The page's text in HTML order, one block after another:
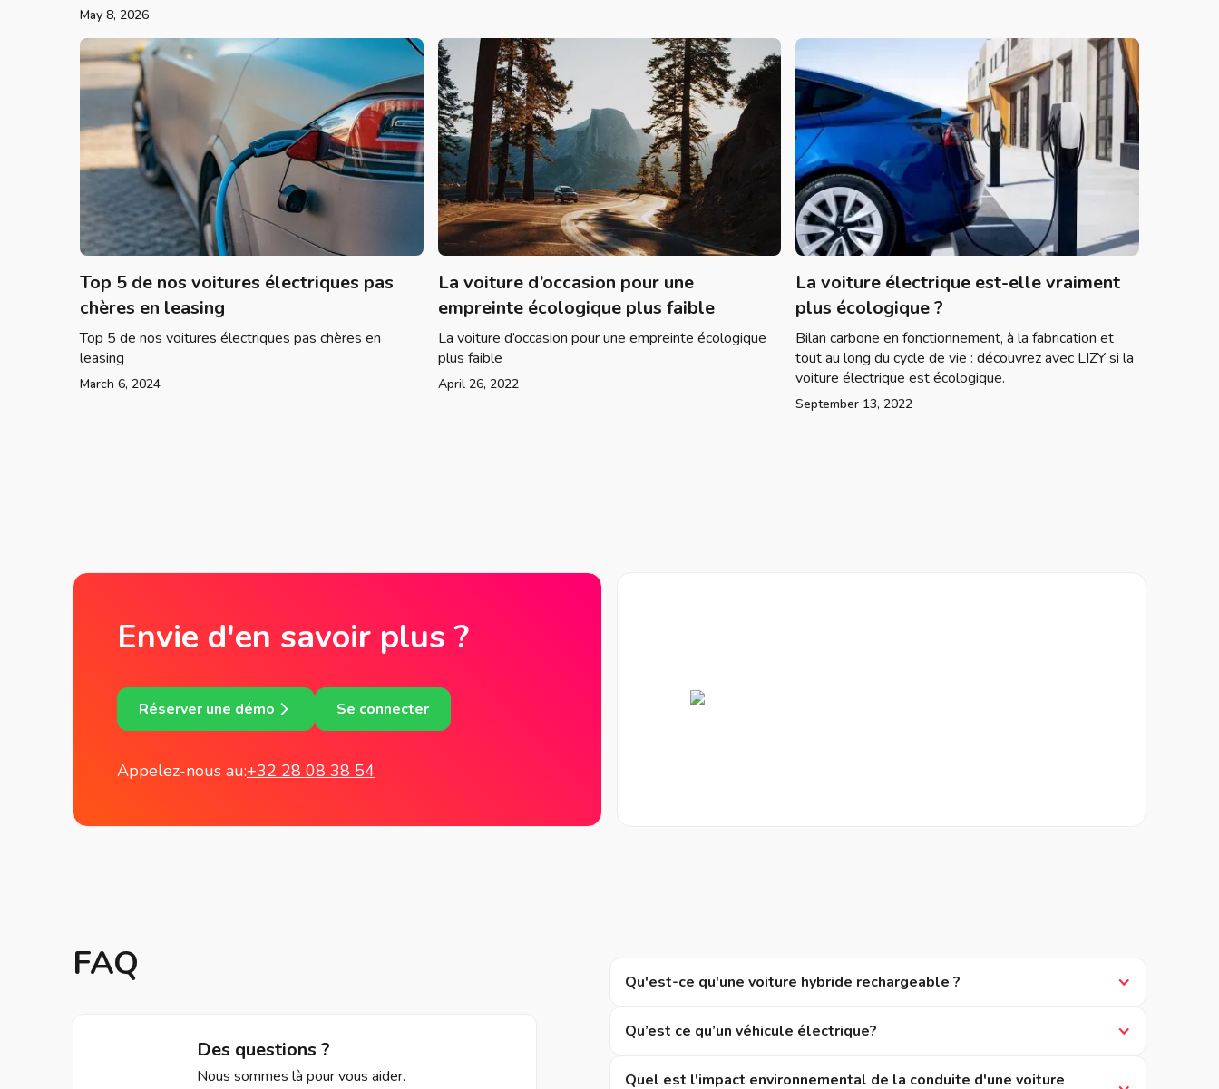
May 8, 2026
Top 5 de nos voitures électriques pas
chères en leasing
Top 5 de nos voitures électriques pas chères en
leasing
March 6, 2024
La voiture d’occasion pour une
empreinte écologique plus faible
La voiture d’occasion pour une empreinte écologique
plus faible
April 26, 2022
La voiture électrique est-elle vraiment
plus écologique ?
Bilan carbone en fonctionnement, à la fabrication et
tout au long du cycle de vie : découvrez avec LIZY si la
voiture électrique est écologique.
September 13, 2022
Envie d'en savoir plus ?
Réserver une démo Se connecter
Appelez-nous au:+32 28 08 38 54
FAQ
Des questions ?
Nous sommes là pour vous aider.
Qu'est-ce qu'une voiture hybride rechargeable ?
Qu’est ce qu’un véhicule électrique?
Quel est l'impact environnemental de la conduite d'une voiture